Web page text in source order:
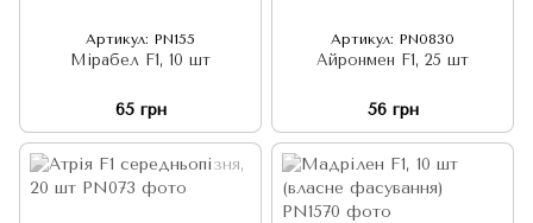
Артикул: PN155
Мірабел F1, 10 шт
65 грн
Артикул: PN0830
Айронмен F1, 25 шт
56 грн